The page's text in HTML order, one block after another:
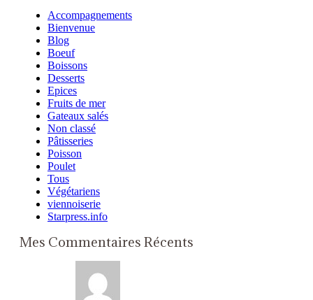
Accompagnements
Bienvenue
Blog
Boeuf
Boissons
Desserts
Epices
Fruits de mer
Gateaux salés
Non classé
Pâtisseries
Poisson
Poulet
Tous
Végétariens
viennoiserie
Starpress.info
Mes Commentaires Récents